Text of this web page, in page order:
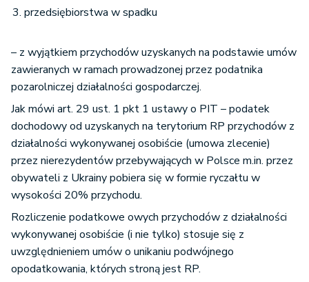
prawnej, bezpośrednio lub pośrednio,
nieruchomości;
7.
tytułu przeniesienia własności udziałów
(akcji), ogółu praw i obowiązków,
tytułów uczestnictwa lub praw
o podobnym charakterze w spółce
nieruchomościowej;
tytułu należności regulowanych, w tym
stawianych do dyspozycji, wypłacanych
lub potrącanych, przez osoby fizyczne,
osoby prawne albo jednostki
przedsiębiorstwa w spadku
– z wyjątkiem przychodów uzyskanych na podstawie umów
zawieranych w ramach prowadzonej przez podatnika
pozarolniczej działalności gospodarczej.
Jak mówi art. 29 ust. 1 pkt 1 ustawy o PIT – podatek
dochodowy od uzyskanych na terytorium RP przychodów z
działalności wykonywanej osobiście (umowa zlecenie)
przez nierezydentów przebywających w Polsce m.in. przez
obywateli z Ukrainy pobiera się w formie ryczałtu w
wysokości 20% przychodu.
Rozliczenie podatkowe owych przychodów z działalności
wykonywanej osobiście (i nie tylko) stosuje się z
uwzględnieniem umów o unikaniu podwójnego
opodatkowania, których stroną jest RP.